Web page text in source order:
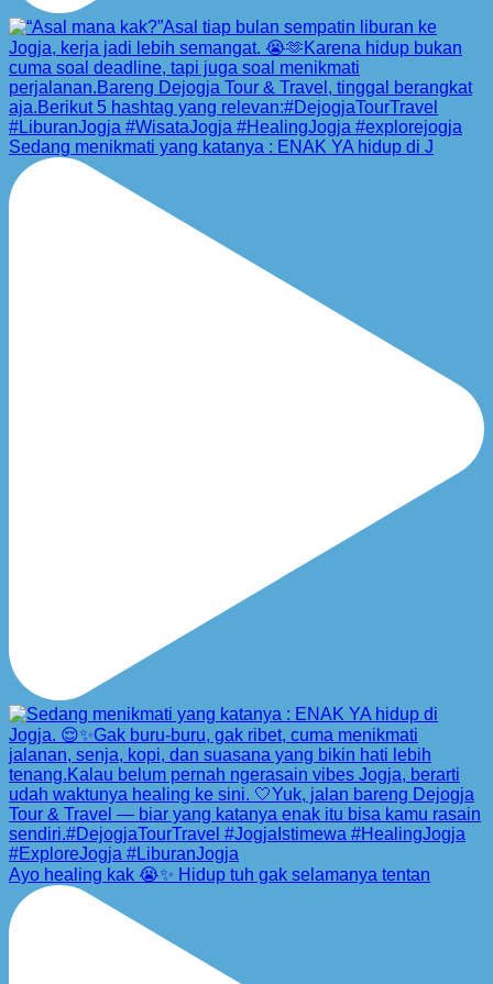
Sedang menikmati yang katanya : ENAK YA hidup di J
Ayo healing kak 😭✨ Hidup tuh gak selamanya tentan